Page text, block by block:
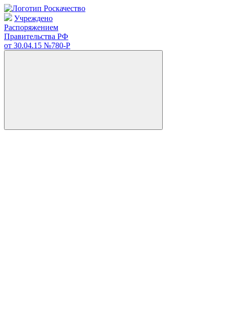
Учреждено
Распоряжением
Правительства РФ
от 30.04.15 №780-Р